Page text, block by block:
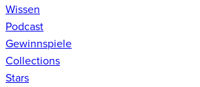
Wissen
Podcast
Gewinnspiele
Collections
Stars